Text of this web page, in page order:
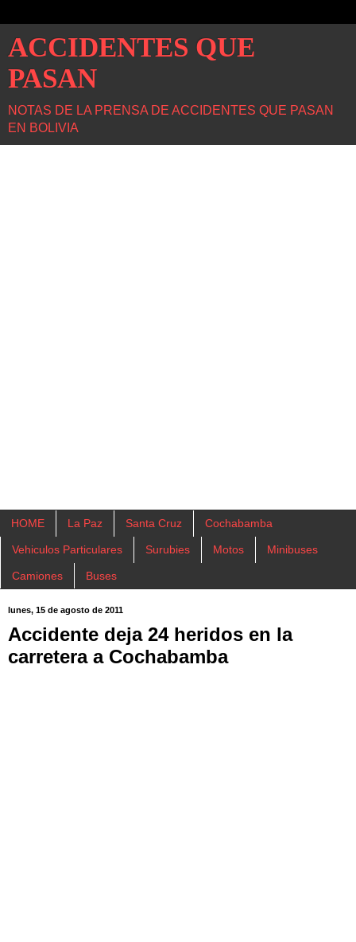
ACCIDENTES QUE
PASAN
NOTAS DE LA PRENSA DE ACCIDENTES QUE PASAN
EN BOLIVIA
HOME La Paz Santa Cruz Cochabamba
Vehiculos Particulares Surubies Motos Minibuses
Camiones Buses
lunes, 15 de agosto de 2011
Accidente deja 24 heridos en la
carretera a Cochabamba